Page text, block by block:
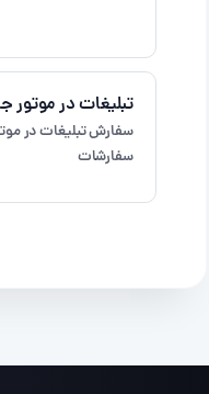
تبلیغات در موتور
سفارش تبلیغات در
سفارشات